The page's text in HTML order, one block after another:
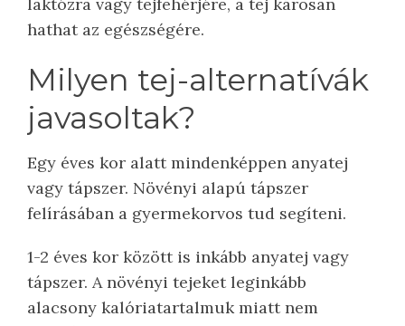
laktózra vagy tejfehérjére, a tej károsan
hathat az egészségére.
Milyen tej-alternatívák
javasoltak?
Egy éves kor alatt mindenképpen anyatej
vagy tápszer. Növényi alapú tápszer
felírásában a gyermekorvos tud segíteni.
1-2 éves kor között is inkább anyatej vagy
tápszer. A növényi tejeket leginkább
alacsony kalóriatartalmuk miatt nem